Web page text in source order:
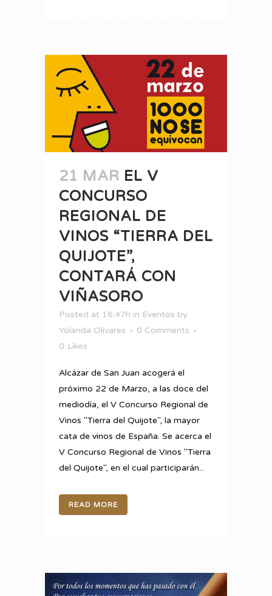
21 MAR EL V
CONCURSO
REGIONAL DE
VINOS “TIERRA DEL
QUIJOTE”,
CONTARÁ CON
VIÑASORO
Posted at 16:47h in Eventos by
Yolanda Olivares
0 Comments
0 Likes
Alcázar de San Juan acogerá el
próximo 22 de Marzo, a las doce del
mediodía, el V Concurso Regional de
Vinos "Tierra del Quijote", la mayor
cata de vinos de España. Se acerca el
V Concurso Regional de Vinos "Tierra
del Quijote", en el cual participarán...
READ MORE